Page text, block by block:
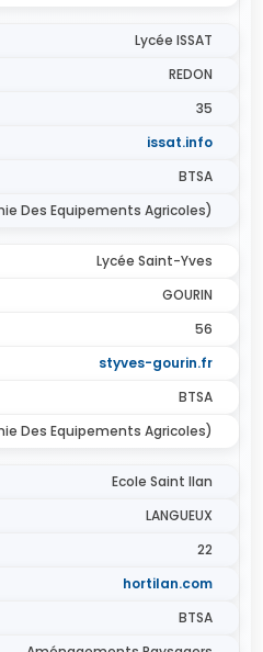
Lycée ISSAT
REDON
35
issat.info
BTSA
Des Equipements Agricoles)
Lycée Saint-Yves
GOURIN
56
styves-gourin.fr
BTSA
Des Equipements Agricoles)
Ecole Saint Ilan
LANGUEUX
22
hortilan.com
BTSA